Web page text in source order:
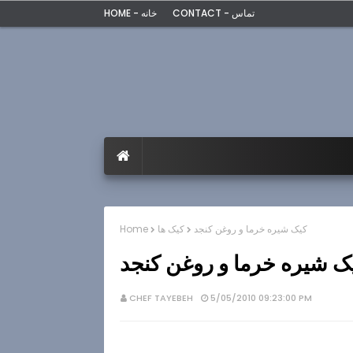
HOME - خانه CONTACT - تماس
Home کیک ها کیک شیره خرما و روغن کنجد
شیره خرما و روغن کنجد
CHEF TAYEBEH 5/05/2010 09:23:00 PM